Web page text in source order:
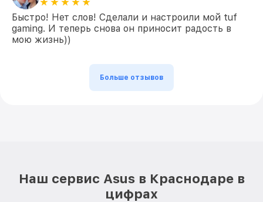
Быстро! Нет слов! Сделали и настроили мой tuf
gaming. И теперь снова он приносит радость в
мою жизнь))
Больше отзывов
Наш сервис Asus в Краснодаре в
цифрах